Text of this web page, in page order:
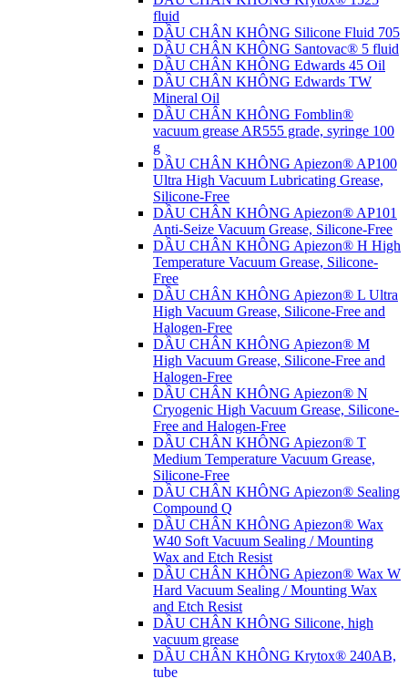
fluid
DẦU CHÂN KHÔNG Silicone Fluid 705
DẦU CHÂN KHÔNG Santovac® 5 fluid
DẦU CHÂN KHÔNG Edwards 45 Oil
DẦU CHÂN KHÔNG Edwards TW
Mineral Oil
DẦU CHÂN KHÔNG Fomblin®
vacuum grease AR555 grade, syringe 100
g
DẦU CHÂN KHÔNG Apiezon® AP100
Ultra High Vacuum Lubricating Grease,
Silicone-Free
DẦU CHÂN KHÔNG Apiezon® AP101
Anti-Seize Vacuum Grease, Silicone-Free
DẦU CHÂN KHÔNG Apiezon® H High
Temperature Vacuum Grease, Silicone-
Free
DẦU CHÂN KHÔNG Apiezon® L Ultra
High Vacuum Grease, Silicone-Free and
Halogen-Free
DẦU CHÂN KHÔNG Apiezon® M
High Vacuum Grease, Silicone-Free and
Halogen-Free
DẦU CHÂN KHÔNG Apiezon® N
Cryogenic High Vacuum Grease, Silicone-
Free and Halogen-Free
DẦU CHÂN KHÔNG Apiezon® T
Medium Temperature Vacuum Grease,
Silicone-Free
DẦU CHÂN KHÔNG Apiezon® Sealing
Compound Q
DẦU CHÂN KHÔNG Apiezon® Wax
W40 Soft Vacuum Sealing / Mounting
Wax and Etch Resist
DẦU CHÂN KHÔNG Apiezon® Wax W
Hard Vacuum Sealing / Mounting Wax
and Etch Resist
DẦU CHÂN KHÔNG Silicone, high
vacuum grease
DẦU CHÂN KHÔNG Krytox® 240AB,
tube